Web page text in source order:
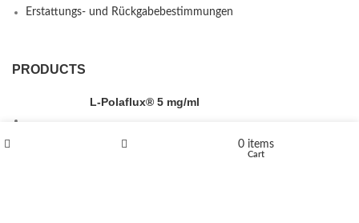
Erstattungs- und Rückgabebestimmungen
PRODUCTS
L-Polaflux® 5 mg/ml
0 items
Cart